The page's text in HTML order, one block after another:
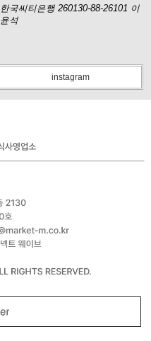
한국씨티은행 260130-88-26101 이
윤석
instagram